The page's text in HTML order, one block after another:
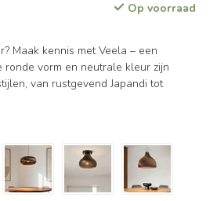
Op voorraad
Maak kennis met Veela – een
vorm en neutrale kleur zijn
van rustgevend Japandi tot